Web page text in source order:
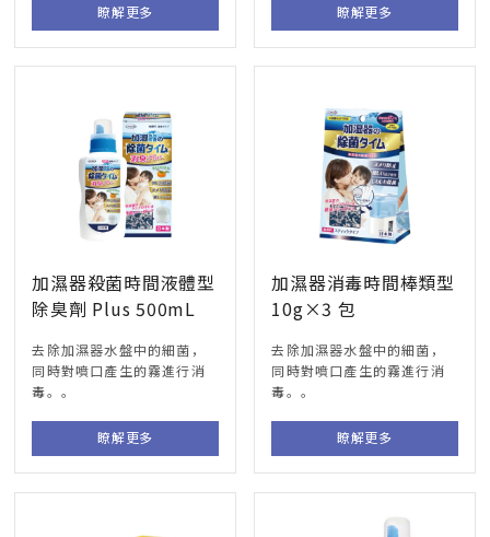
瞭解更多 瞭解更多
加濕器殺菌時間液體型
除臭劑 Plus 500mL
去除加濕器水盤中的細菌，
同時對噴口產生的霧進行消
毒。。
瞭解更多
加濕器消毒時間棒類型
10g×3 包
去除加濕器水盤中的細菌，
同時對噴口產生的霧進行消
毒。。
瞭解更多